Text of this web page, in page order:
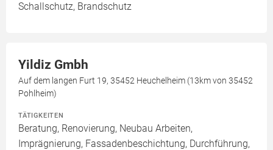
Schallschutz, Brandschutz
Yildiz Gmbh
Auf dem langen Furt 19, 35452 Heuchelheim (13km von 35452
Pohlheim)
TÄTIGKEITEN
Beratung, Renovierung, Neubau Arbeiten,
Imprägnierung, Fassadenbeschichtung, Durchführung,